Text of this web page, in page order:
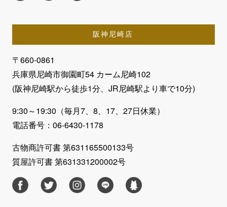
阪神尼崎店
〒660-0861
兵庫県尼崎市御園町54 カーム尼崎102
(阪神尼崎駅から徒歩1分、JR尼崎駅より車で10分)
9:30～19:30（毎月7、8、17、27日休業）
電話番号：06-6430-1178
古物商許可書 第631165500133号
質屋許可書 第631331200002号